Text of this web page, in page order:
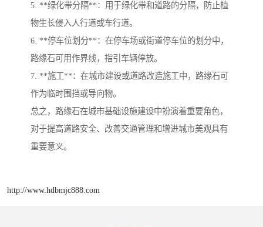
5. **绿化带分隔**：用于绿化带和道路的分隔，防止植
物生长侵入人行道或车行道。
6. **停车位划分**：在停车场或街道停车位的划分中，
路缘石可用作界线，指引车辆停放。
7. **施工**：在城市建设或道路改造施工中，路缘石可
作为临时围挡或导向物。
总之，路缘石在城市基础设施建设中扮演着重要角色，
对于提高道路安全、改善交通管理和增进城市美观具有
重要意义。
http://www.hdbmjc888.com